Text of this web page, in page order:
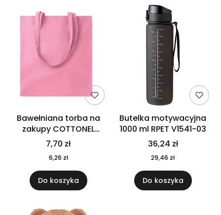
Bawełniana torba na
zakupy COTTONEL
COLOUR++ MO9846-11
7,70 zł
6,26 zł
Do koszyka
Butelka motywacyjna
1000 ml RPET V1541-03
36,24 zł
29,46 zł
Do koszyka